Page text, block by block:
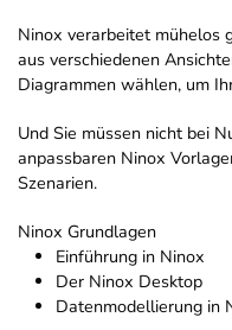
Ninox verarbeitet mühelos
aus verschiedenen
Diagrammen wählen, um
Und Sie müssen nicht bei
anpassbaren Ninox
Szenarien.
Ninox Grundlagen
Einführung in Ninox
Der Ninox Desktop
Datenmodellierung in